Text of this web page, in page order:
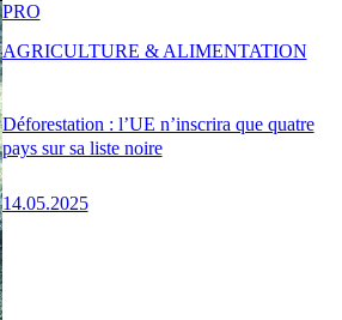
Déforestation : l’UE n’inscrira que quatre
pays sur sa liste noire
14.05.2025
PRO
AGRICULTURE & ALIMENTATION